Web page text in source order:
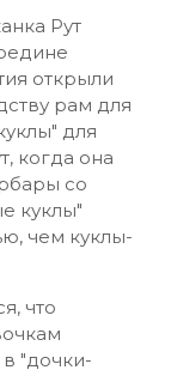
Рут
открыли
рам для
для
когда она
со
куклы"
чем куклы-
что
"дочки-